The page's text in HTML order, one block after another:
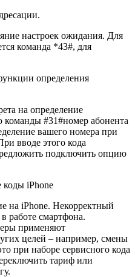
настроек ожидания. Для
команда *43#, для
определения
на определение
#31#номер абонента
вашего номера при
вводе этого кода
подключить опцию
на iPhone. Некорректный
работе смартфона.
применяют
целей – например, смены
при наборе сервисного кода
тариф или